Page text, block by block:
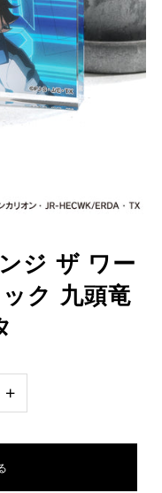
ジ ザ ワー
ク 九頭竜
+